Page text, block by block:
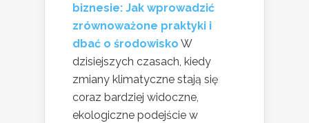
biznesie: Jak wprowadzić
zrównoważone praktyki i
dbać o środowisko W
dzisiejszych czasach, kiedy
zmiany klimatyczne stają się
coraz bardziej widoczne,
ekologiczne podejście w